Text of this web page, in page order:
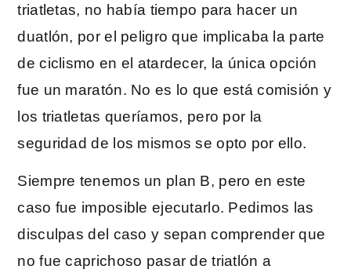
triatletas, no había tiempo para hacer un
duatlón, por el peligro que implicaba la parte
de ciclismo en el atardecer, la única opción
fue un maratón. No es lo que está comisión y
los triatletas queríamos, pero por la
seguridad de los mismos se opto por ello.
Siempre tenemos un plan B, pero en este
caso fue imposible ejecutarlo. Pedimos las
disculpas del caso y sepan comprender que
no fue caprichoso pasar de triatlón a